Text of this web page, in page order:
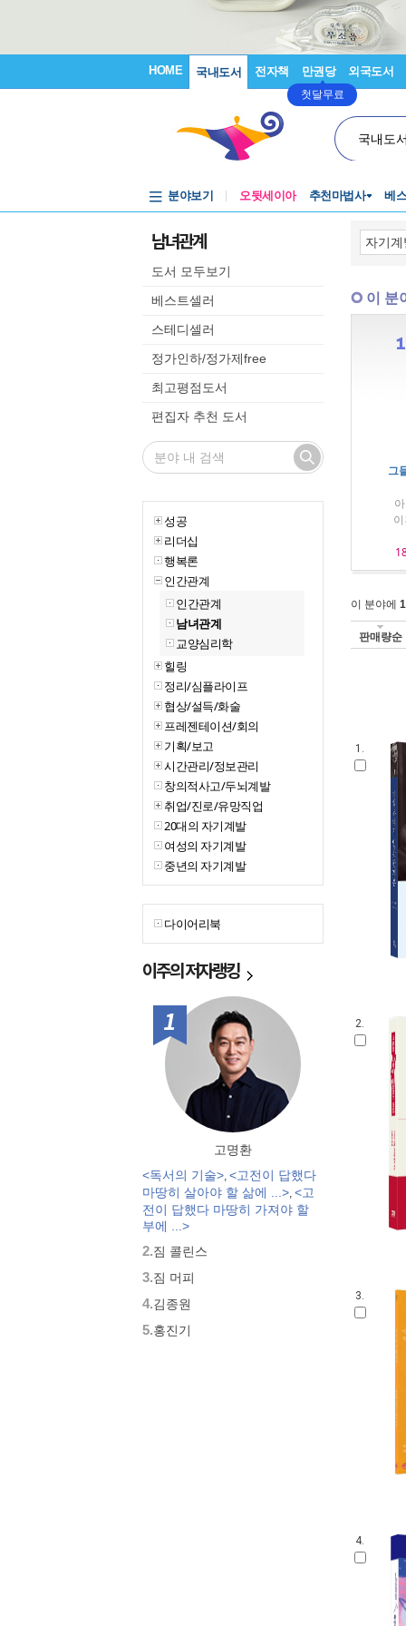
HOME 국내도서 전자책 만권당
첫달무료
외국도서
국내도
분야보기 오뒷세이아 추천마법사 베
남녀관계
도서 모두보기
베스트셀러
스테디셀러
정가인하/정가제free
최고평점도서
편집자 추천 도서
성공
리더십
행복론
인간관계
인간관계
남녀관계
교양심리학
힐링
정리/심플라이프
협상/설득/화술
프레젠테이션/회의
기획/보고
시간관리/정보관리
창의적사고/두뇌계발
취업/진로/유망직업
20대의 자기계발
여성의 자기계발
중년의 자기계발
다이어리북
이주의저자랭킹
1위
고명환
<독서의 기술>, <고전이 답했다
마땅히 살아야 할 삶에 ...>, <고
전이 답했다 마땅히 가져야 할
부에 ...>
2.짐 콜린스
3.짐 머피
4.김종원
5.홍진기
이 분
그
이 분야에
판매량순
1.
2.
3.
4.